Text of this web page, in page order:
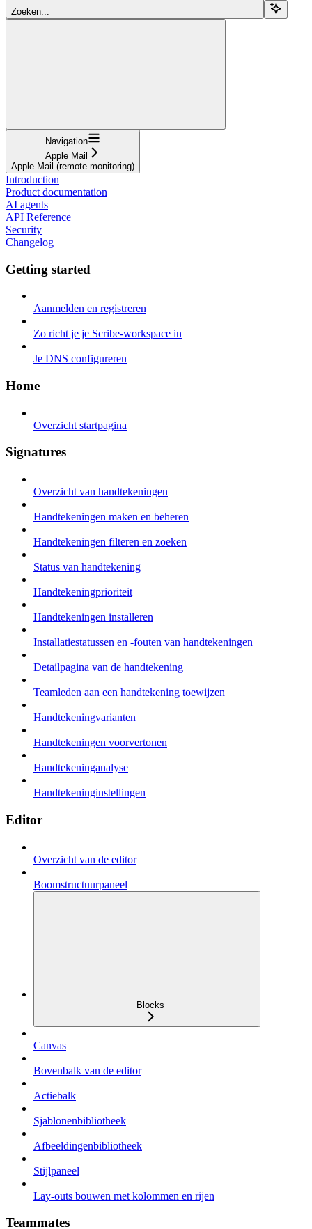
Zoeken...
Navigation
Apple Mail
Apple Mail (remote monitoring)
Introduction
Product documentation
AI agents
API Reference
Security
Changelog
Getting started
Aanmelden en registreren
Zo richt je je Scribe-workspace in
Je DNS configureren
Home
Overzicht startpagina
Signatures
Overzicht van handtekeningen
Handtekeningen maken en beheren
Handtekeningen filteren en zoeken
Status van handtekening
Handtekeningprioriteit
Handtekeningen installeren
Installatiestatussen en -fouten van handtekeningen
Detailpagina van de handtekening
Teamleden aan een handtekening toewijzen
Handtekeningvarianten
Handtekeningen voorvertonen
Handtekeninganalyse
Handtekeninginstellingen
Editor
Overzicht van de editor
Boomstructuurpaneel
Blocks
Canvas
Bovenbalk van de editor
Actiebalk
Sjablonenbibliotheek
Afbeeldingenbibliotheek
Stijlpaneel
Lay-outs bouwen met kolommen en rijen
Teammates